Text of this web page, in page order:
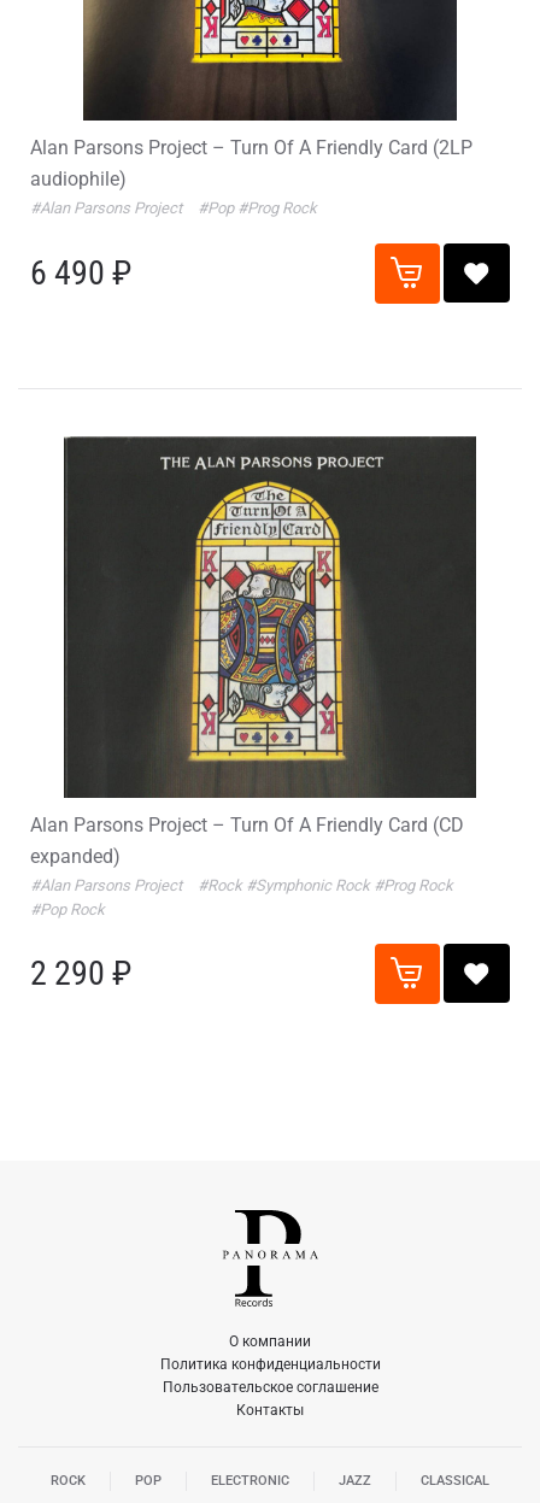
Alan Parsons Project – Turn Of A Friendly Card (2LP
audiophile)
#Alan Parsons Project #Pop #Prog Rock
6 490 ₽
Alan Parsons Project – Turn Of A Friendly Card (CD
expanded)
#Alan Parsons Project #Rock #Symphonic Rock #Prog Rock
#Pop Rock
2 290 ₽
О компании
Политика конфиденциальности
Пользовательское соглашение
Контакты
ROCK POP ELECTRONIC JAZZ CLASSICAL